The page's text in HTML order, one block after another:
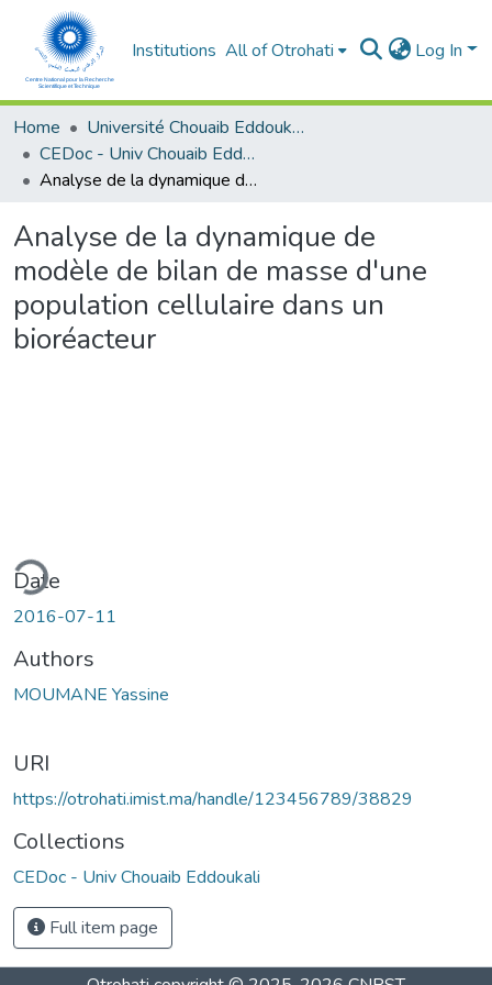
Institutions All of Otrohati Log In
Home
Université Chouaib Eddoukali - El Jadida
CEDoc - Univ Chouaib Eddoukali
Analyse de la dynamique de modèle de bilan de masse d'une population cellulaire dans un bioréacteur
Analyse de la dynamique de
modèle de bilan de masse d'une
population cellulaire dans un
bioréacteur
Date
2016-07-11
Authors
MOUMANE Yassine
URI
https://otrohati.imist.ma/handle/123456789/38829
Collections
CEDoc - Univ Chouaib Eddoukali
Full item page